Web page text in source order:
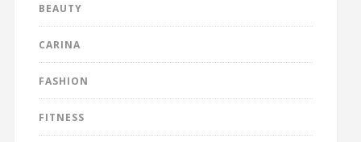
BEAUTY
CARINA
FASHION
FITNESS